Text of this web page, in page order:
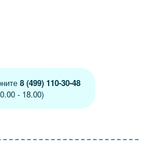
8 (499) 110-30-48
- 18.00)